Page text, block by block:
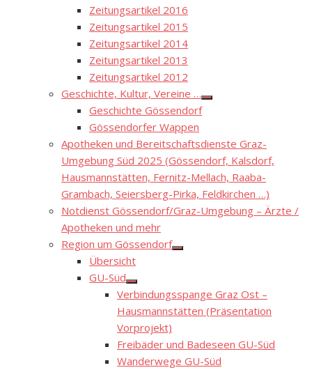
Zeitungsartikel 2016
Zeitungsartikel 2015
Zeitungsartikel 2014
Zeitungsartikel 2013
Zeitungsartikel 2012
Geschichte, Kultur, Vereine …
Show
Geschichte Gössendorf
Gössendorfer Wappen
Apotheken und Bereitschaftsdienste Graz-
Umgebung Süd 2025 (Gössendorf, Kalsdorf,
Hausmannstätten, Fernitz-Mellach, Raaba-
Grambach, Seiersberg-Pirka, Feldkirchen …)
Notdienst Gössendorf/Graz-Umgebung – Ärzte /
Apotheken und mehr
Region um Gössendorf
Show
Übersicht
GU-Süd
Show
sub
menu
Verbindungsspange Graz Ost –
Hausmannstätten (Präsentation
Vorprojekt)
Freibäder und Badeseen GU-Süd
Wanderwege GU-Süd